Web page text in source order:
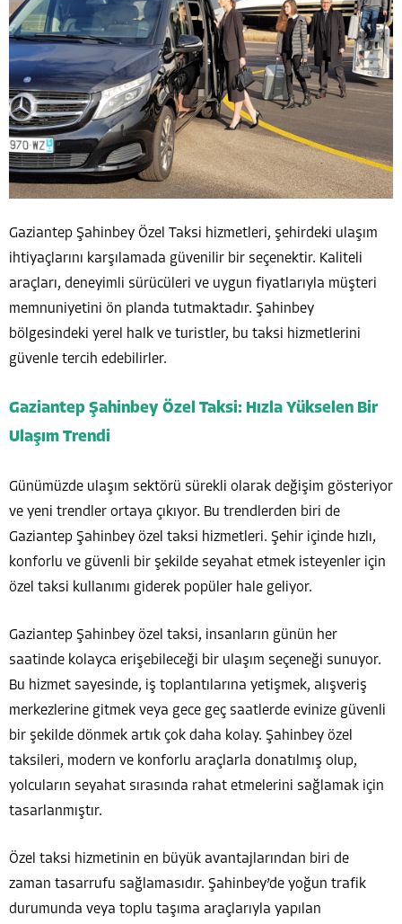
Gaziantep Şahinbey Özel Taksi hizmetleri, şehirdeki ulaşım
ihtiyaçlarını karşılamada güvenilir bir seçenektir. Kaliteli
araçları, deneyimli sürücüleri ve uygun fiyatlarıyla müşteri
memnuniyetini ön planda tutmaktadır. Şahinbey
bölgesindeki yerel halk ve turistler, bu taksi hizmetlerini
güvenle tercih edebilirler.
Gaziantep Şahinbey Özel Taksi: Hızla Yükselen Bir
Ulaşım Trendi
Günümüzde ulaşım sektörü sürekli olarak değişim gösteriyor
ve yeni trendler ortaya çıkıyor. Bu trendlerden biri de
Gaziantep Şahinbey özel taksi hizmetleri. Şehir içinde hızlı,
konforlu ve güvenli bir şekilde seyahat etmek isteyenler için
özel taksi kullanımı giderek popüler hale geliyor.
Gaziantep Şahinbey özel taksi, insanların günün her
saatinde kolayca erişebileceği bir ulaşım seçeneği sunuyor.
Bu hizmet sayesinde, iş toplantılarına yetişmek, alışveriş
merkezlerine gitmek veya gece geç saatlerde evinize güvenli
bir şekilde dönmek artık çok daha kolay. Şahinbey özel
taksileri, modern ve konforlu araçlarla donatılmış olup,
yolcuların seyahat sırasında rahat etmelerini sağlamak için
tasarlanmıştır.
Özel taksi hizmetinin en büyük avantajlarından biri de
zaman tasarrufu sağlamasıdır. Şahinbey’de yoğun trafik
durumunda veya toplu taşıma araçlarıyla yapılan